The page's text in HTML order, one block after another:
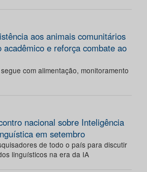
aos animais comunitários
acadêmico e reforça combate ao
com alimentação, monitoramento
nacional sobre Inteligência
em setembro
de todo o país para discutir
linguísticos na era da IA